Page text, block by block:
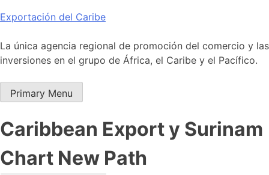
Skip
content
Exportación del Caribe
La única agencia regional de promoción del comercio y las
inversiones en el grupo de África, el Caribe y el Pacífico.
Primary Menu
Caribbean Export y Surinam
Chart New Path